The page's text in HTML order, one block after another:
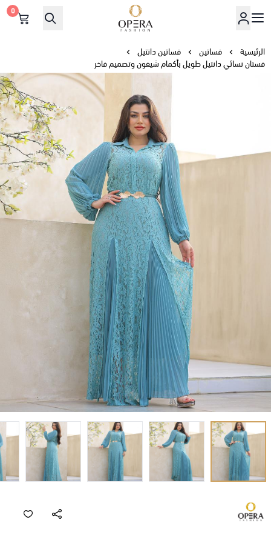
أوبرا فاشن
0
الرئيسية فساتين
فساتين دانتيل
فستان نسائي دانتيل طويل بأكمام شيفون وتصميم فاخر